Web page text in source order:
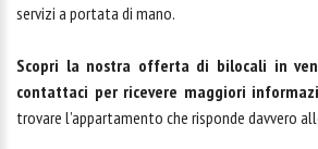
servizi a portata di mano.
Scopri la nostra offerta di bilocali in
contattaci per ricevere maggiori
trovare l’appartamento che risponde davvero